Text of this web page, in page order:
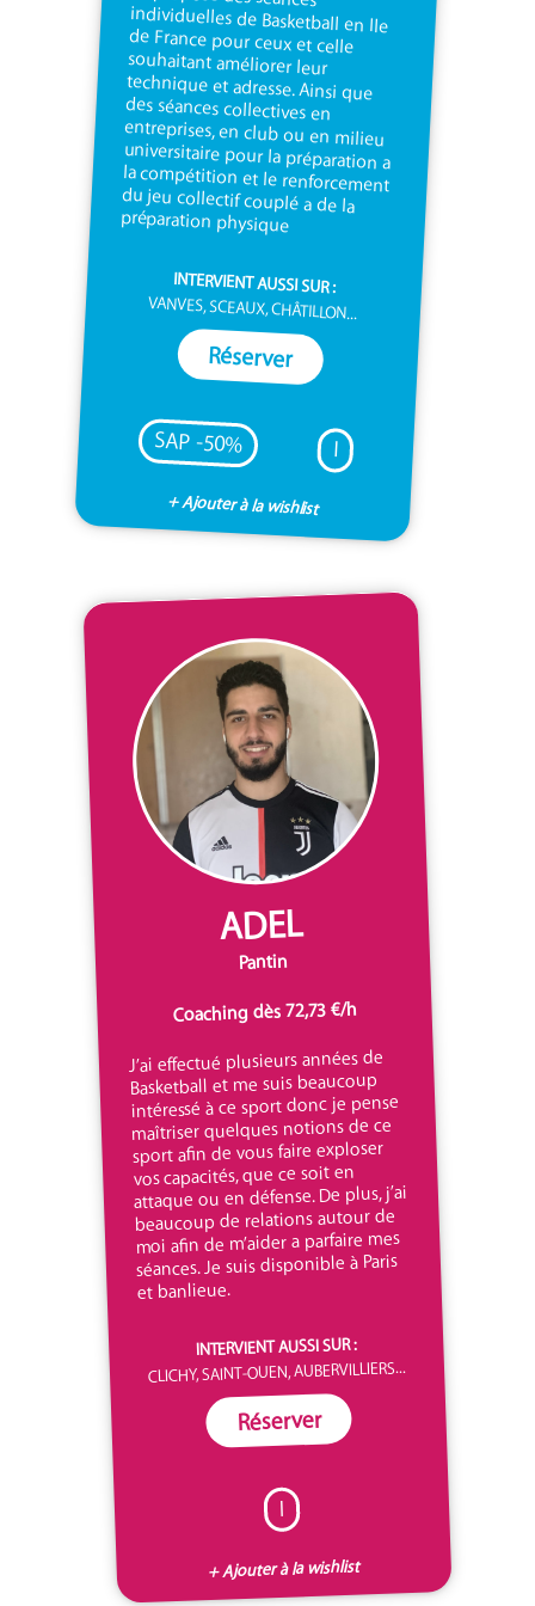
préparation physique
INTERVIENT AUSSI SUR :
VANVES, SCEAUX, CHÂTILLON...
Réserver
SAP -50% I
+ Ajouter à la wishlist
ADEL
Pantin
Coaching dès 72,73 €/h
J’ai effectué plusieurs années de
Basketball et me suis beaucoup
intéressé à ce sport donc je pense
maîtriser quelques notions de ce
sport afin de vous faire exploser
vos capacités, que ce soit en
attaque ou en défense. De plus, j’ai
beaucoup de relations autour de
moi afin de m’aider a parfaire mes
séances. Je suis disponible à Paris
et banlieue.
INTERVIENT AUSSI SUR :
CLICHY, SAINT-OUEN, AUBERVILLIERS...
Réserver
I
+ Ajouter à la wishlist